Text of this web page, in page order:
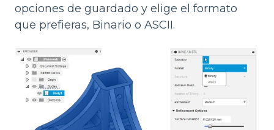
opciones de guardado y elige el formato
que prefieras, Binario o ASCII.